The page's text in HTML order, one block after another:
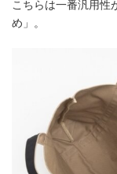
こちらは一番汎用性
め」。